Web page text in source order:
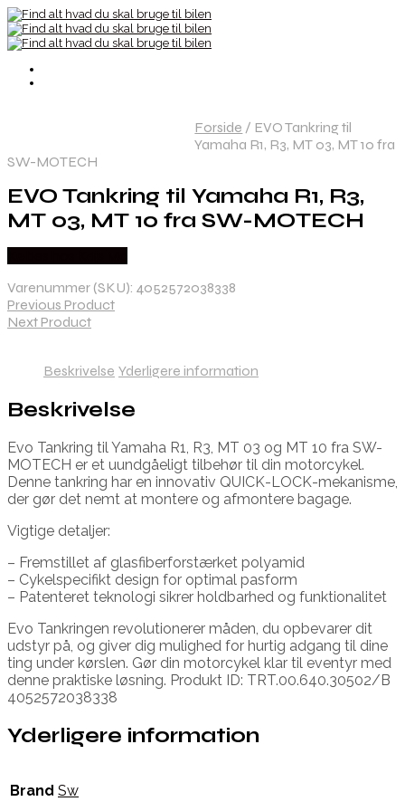
Forside / EVO Tankring til
Yamaha R1, R3, MT 03, MT 10 fra
SW-MOTECH
EVO Tankring til Yamaha R1, R3,
MT 03, MT 10 fra SW-MOTECH
Varenummer (SKU): 4052572038338
Previous Product
Next Product
Beskrivelse Yderligere information
Beskrivelse
Evo Tankring til Yamaha R1, R3, MT 03 og MT 10 fra SW-
MOTECH er et uundgåeligt tilbehør til din motorcykel.
Denne tankring har en innovativ QUICK-LOCK-mekanisme,
der gør det nemt at montere og afmontere bagage.
Vigtige detaljer:
– Fremstillet af glasfiberforstærket polyamid
– Cykelspecifikt design for optimal pasform
– Patenteret teknologi sikrer holdbarhed og funktionalitet
Evo Tankringen revolutionerer måden, du opbevarer dit
udstyr på, og giver dig mulighed for hurtig adgang til dine
ting under kørslen. Gør din motorcykel klar til eventyr med
denne praktiske løsning. Produkt ID: TRT.00.640.30502/B
4052572038338
Yderligere information
Brand Sw